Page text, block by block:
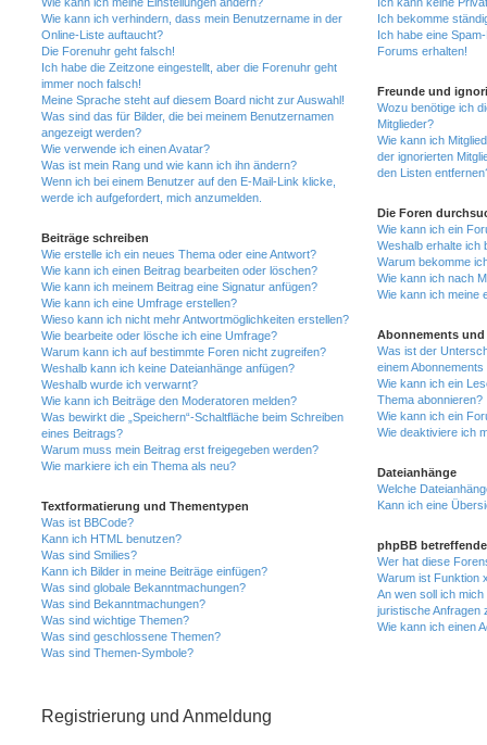
Wie kann ich verhindern, dass mein Benutzername in der
Online-Liste auftaucht?
Die Forenuhr geht falsch!
Ich habe die Zeitzone eingestellt, aber die Forenuhr geht
immer noch falsch!
Meine Sprache steht auf diesem Board nicht zur Auswahl!
Was sind das für Bilder, die bei meinem Benutzernamen
angezeigt werden?
Wie verwende ich einen Avatar?
Was ist mein Rang und wie kann ich ihn ändern?
Wenn ich bei einem Benutzer auf den E-Mail-Link klicke,
werde ich aufgefordert, mich anzumelden.
Beiträge schreiben
Wie erstelle ich ein neues Thema oder eine Antwort?
Wie kann ich einen Beitrag bearbeiten oder löschen?
Wie kann ich meinem Beitrag eine Signatur anfügen?
Wie kann ich eine Umfrage erstellen?
Wieso kann ich nicht mehr Antwortmöglichkeiten erstellen?
Wie bearbeite oder lösche ich eine Umfrage?
Warum kann ich auf bestimmte Foren nicht zugreifen?
Weshalb kann ich keine Dateianhänge anfügen?
Weshalb wurde ich verwarnt?
Wie kann ich Beiträge den Moderatoren melden?
Was bewirkt die „Speichern“-Schaltfläche beim Schreiben
eines Beitrags?
Warum muss mein Beitrag erst freigegeben werden?
Wie markiere ich ein Thema als neu?
Textformatierung und Thementypen
Was ist BBCode?
Kann ich HTML benutzen?
Was sind Smilies?
Kann ich Bilder in meine Beiträge einfügen?
Was sind globale Bekanntmachungen?
Was sind Bekanntmachungen?
Was sind wichtige Themen?
Was sind geschlossene Themen?
Was sind Themen-Symbole?
Ich bekomme
Ich habe eine
Forums erhalten!
Freunde und
Wozu benötige ich
Mitglieder?
Wie kann ich
der ignorierten
den Listen
Die Foren
Wie kann ich ein
Weshalb erhalte ich
Warum bekomme
Wie kann ich nach
Wie kann ich meine
Abonnements und
Was ist der
einem
Wie kann ich ein
Thema abonnieren?
Wie kann ich ein
Wie deaktiviere ich
Dateianhänge
Welche
Kann ich eine
phpBB
Wer hat diese
Warum ist Funktion
An wen soll ich
juristische Anfragen
Wie kann ich einen
Registrierung und Anmeldung